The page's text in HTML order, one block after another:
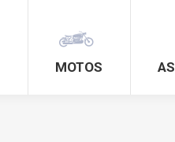
MOTOS